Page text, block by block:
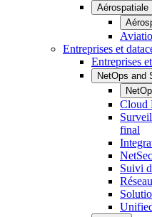
Aérospatiale
Entreprises et
Entreprises
NetOps and
Cloud
final
Suivi